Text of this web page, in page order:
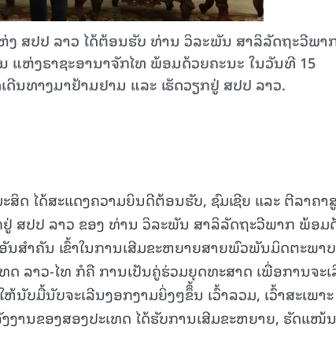
ສປປ ລາວ ໄດ້ຕ້ອນຮັບ ທ່ານ ວິລະພັນ ສາລິລັດຖະວີພາ
ຫ່ງຣາຊະອານາຈັກໄທ ພ້ອມດ້ວຍຄະນະ ໃນວັນທີ 15
ນທາງມາຢ້າມຢາມ ແລະ ເຮັດວຽກຢູ່ ສປປ ລາວ.
ສິດ ໄດ້ສະແດງຄວາມຍິນດີຕ້ອນຮັບ, ຊົມເຊີຍ ແລະ ຕີລາຄາ
ຢູ່ ສປປ ລາວ ຂອງ ທ່ານ ວິລະພັນ ສາລິລັດຖະວີພາກ ພ້ອມ
ນສຳຄັນ ເຂົ້າໃນການເສີມຂະຫຍາຍສາຍພົວພັນມິດຕະພາບ
ລາວ-ໄທ ກໍຄື ການເປັນຄູ່ຮ່ວມຍຸດທະສາດ ເພື່ອການຈະ
ບມື້ນັບຈະເລີນງອກງາມຍິ່ງໆຂຶຶ້ນ ເວົ້າລວມ, ເວົ້າສະເພາະ
ານຂອງສອງປະເທດ ໄດ້ຮັບການເສີມຂະຫຍາຍ, ຮັດແໜ້ນ